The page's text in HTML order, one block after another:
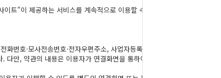
트"이 제공하는 서비스를 계속적으로 이용할 수
번호·모사전송번호·전자우편주소, 사업자등록
만, 약관의 내용은 이용자가 연결화면을 통하여